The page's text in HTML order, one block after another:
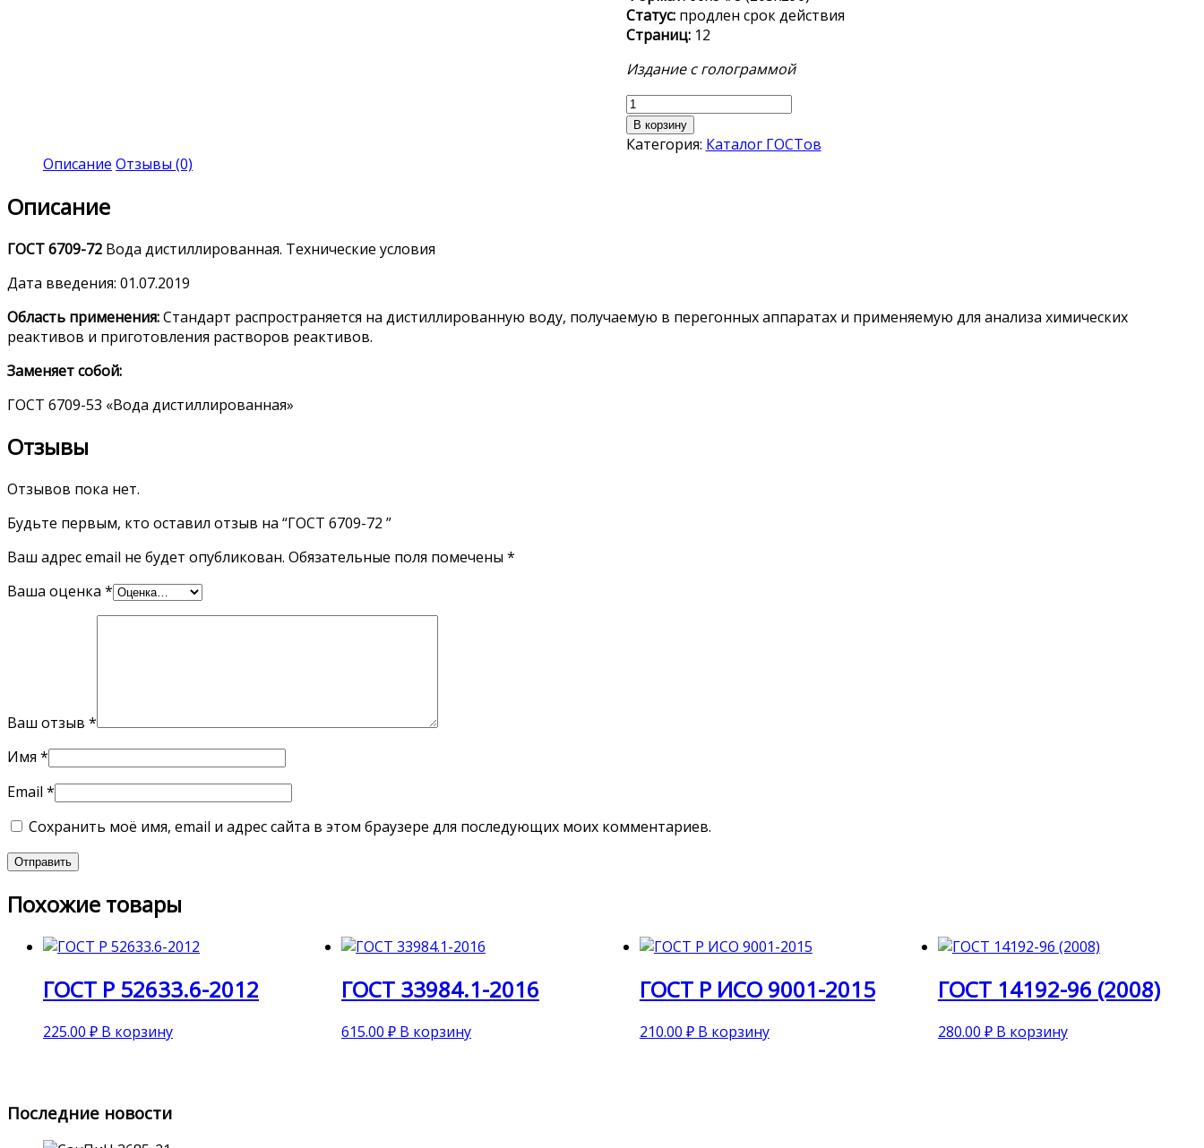
Статус:продлен срок действия
Страниц: 12
Издание с голограммой
Количество
товара
ГОСТ 6709-
В корзину
Категория: Каталог ГОСТов
Описание Отзывы (0)
Описание
ГОСТ6709-72 Вода дистиллированная. Технические условия
Дата введения: 01.07.2019
Область применения:Стандарт распространяется на дистиллированную воду, получаемую в перегонных аппаратах и применяемую для анализа химических
реактивов и приготовления растворов реактивов.
Заменяет собой:
ГОСТ 6709-53 «Вода дистиллированная»
Отзывы
Отзывов пока нет.
Будьте первым, кто оставил отзыв на “ГОСТ 6709-72 ”
Ваш адрес email не будет опубликован. Обязательные поля помечены *
Ваша оценка *
Ваш отзыв *
Имя *
Email *
Сохранить моё имя, email и адрес сайта в этом браузере для последующих моих комментариев.
Похожие товары
ГОСТ Р 52633.6-2012
225.00 ₽ В корзину
ГОСТ 33984.1-2016
615.00 ₽ В корзину
ГОСТ Р ИСО 9001-2015
210.00 ₽ В корзину
ГОСТ 14192-96 (2008)
280.00 ₽ В корзину
Последние новости